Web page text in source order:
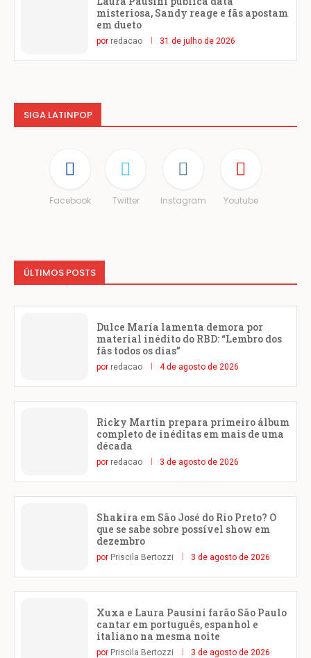
misteriosa, Sandy reage e fãs apostam
em dueto
por redacao 31 de julho de 2026
SIGA LATINPOP
Facebook Twitter Instagram Youtube
ÚLTIMOS POSTS
Dulce María lamenta demora por
material inédito do RBD: “Lembro dos
fãs todos os dias”
por redacao 4 de agosto de 2026
Ricky Martin prepara primeiro álbum
completo de inéditas em mais de uma
década
por redacao 3 de agosto de 2026
Shakira em São José do Rio Preto? O
que se sabe sobre possível show em
dezembro
por Priscila Bertozzi 3 de agosto de 2026
Xuxa e Laura Pausini farão São Paulo
cantar em português, espanhol e
italiano na mesma noite
por Priscila Bertozzi 3 de agosto de 2026